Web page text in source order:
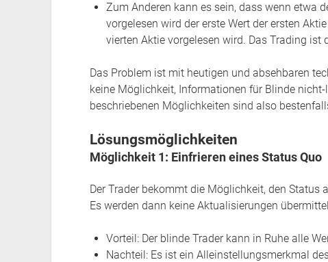
Zum Anderen kann es sein, dass wenn etwa
vorgelesen wird der erste Wert der ersten
vierten Aktie vorgelesen wird. Das Trading ist
Das Problem ist mit heutigen und absehbaren
keine Möglichkeit, Informationen für Blinde
beschriebenen Möglichkeiten sind also
Lösungsmöglichkeiten
Möglichkeit 1: Einfrieren eines Status Quo
Der Trader bekommt die Möglichkeit, den Status
Es werden dann keine Aktualisierungen
Vorteil: Der blinde Trader kann in Ruhe alle
Nachteil: Es ist ein Alleinstellungsmerkmal